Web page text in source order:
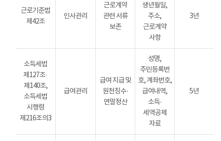
근로기준법
제42조
인사관리
근로계약
관련 서류
보존
생년월일,
주소,
근로계약
사항
3년
소득세법
제127조·
제140조,
소득세법
시행령
제216조의3
급여관리
급여 지급 및
원천징수·
연말정산
성명,
주민등록번
호, 계좌번호,
급여내역,
소득·
세액공제
자료
5년